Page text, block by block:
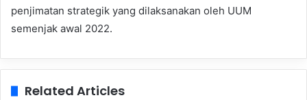
penjimatan strategik yang dilaksanakan oleh UUM
semenjak awal 2022.
Related Articles